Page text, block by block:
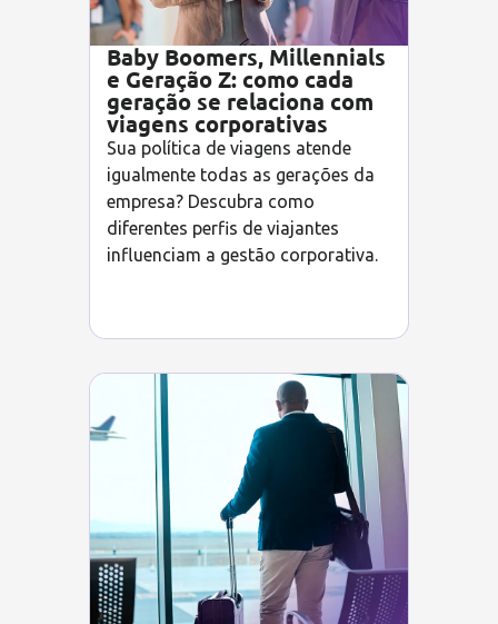
Baby Boomers, Millennials
e Geração Z: como cada
geração se relaciona com
viagens corporativas
Sua política de viagens atende
igualmente todas as gerações da
empresa? Descubra como
diferentes perfis de viajantes
influenciam a gestão corporativa.